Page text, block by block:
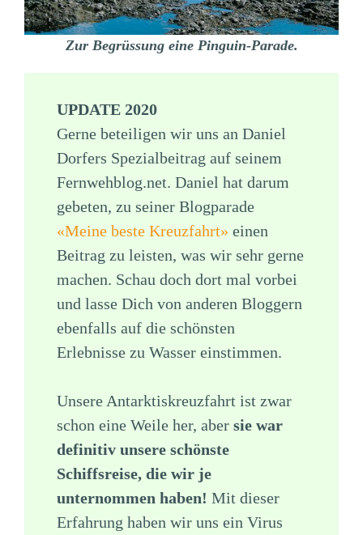
Zur Begrüssung eine Pinguin-Parade.
UPDATE 2020
Gerne beteiligen wir uns an Daniel
Dorfers Spezialbeitrag auf seinem
Fernwehblog.net. Daniel hat darum
gebeten, zu seiner Blogparade
«Meine beste Kreuzfahrt» einen
Beitrag zu leisten, was wir sehr gerne
machen. Schau doch dort mal vorbei
und lasse Dich von anderen Bloggern
ebenfalls auf die schönsten
Erlebnisse zu Wasser einstimmen.
Unsere Antarktiskreuzfahrt ist zwar
schon eine Weile her, aber sie war
definitiv unsere schönste
Schiffsreise, die wir je
unternommen haben! Mit dieser
Erfahrung haben wir uns ein Virus